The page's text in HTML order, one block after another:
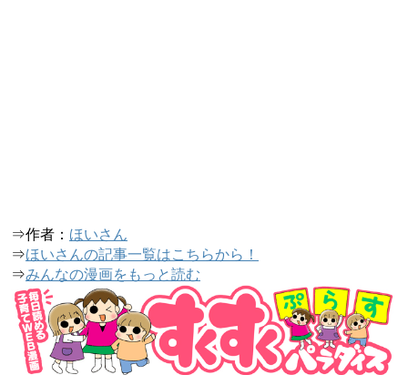
⇒作者： ほいさん
⇒ほいさんの記事一覧はこちらから！
⇒みんなの漫画をもっと読む